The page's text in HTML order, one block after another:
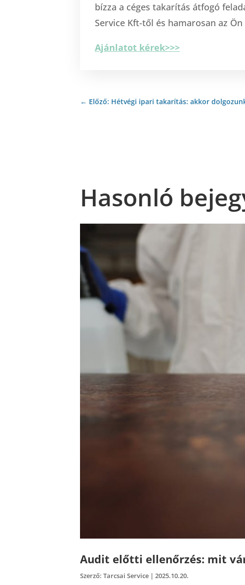
bízza a céges takarítás átfogó
Service Kft-től és hamarosan az
Ajánlatot kérek>>>
← Előző: Hétvégi ipari takarítás: akkor
Hasonló
Audit előtti ellenőrzés: mit
Szerző: Tarcsai Service | 2025.10.20.